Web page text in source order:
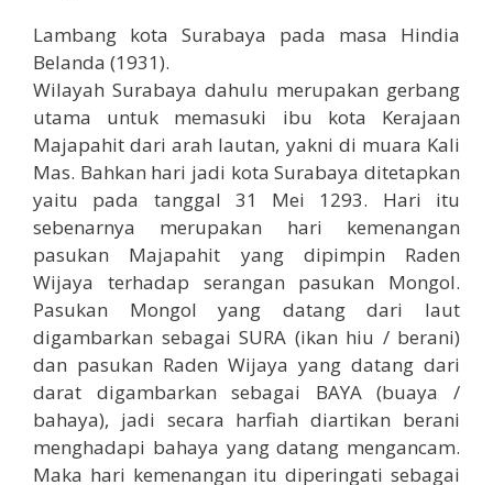
Lambang kota Surabaya pada masa Hindia
Belanda (1931).
Wilayah Surabaya dahulu merupakan gerbang
utama untuk memasuki ibu kota Kerajaan
Majapahit dari arah lautan, yakni di muara Kali
Mas. Bahkan hari jadi kota Surabaya ditetapkan
yaitu pada tanggal 31 Mei 1293. Hari itu
sebenarnya merupakan hari kemenangan
pasukan Majapahit yang dipimpin Raden
Wijaya terhadap serangan pasukan Mongol.
Pasukan Mongol yang datang dari laut
digambarkan sebagai SURA (ikan hiu / berani)
dan pasukan Raden Wijaya yang datang dari
darat digambarkan sebagai BAYA (buaya /
bahaya), jadi secara harfiah diartikan berani
menghadapi bahaya yang datang mengancam.
Maka hari kemenangan itu diperingati sebagai